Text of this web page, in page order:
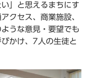
」と思えるまちにす
クセス、商業施設、
うな意見・要望でも
かけ、7人の生徒と